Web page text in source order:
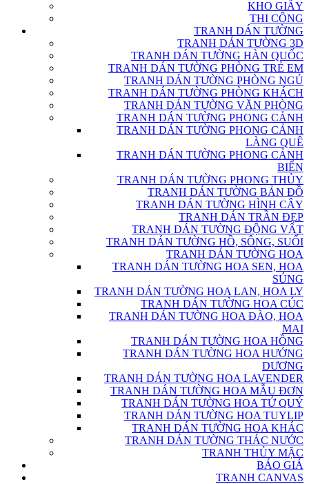
KHO GIẤY
THI CÔNG
TRANH DÁN TƯỜNG
TRANH DÁN TƯỜNG 3D
TRANH DÁN TƯỜNG HÀN QUỐC
TRANH DÁN TƯỜNG PHÒNG TRẺ EM
TRANH DÁN TƯỜNG PHÒNG NGỦ
TRANH DÁN TƯỜNG PHÒNG KHÁCH
TRANH DÁN TƯỜNG VĂN PHÒNG
TRANH DÁN TƯỜNG PHONG CẢNH
TRANH DÁN TƯỜNG PHONG CẢNH
LÀNG QUÊ
TRANH DÁN TƯỜNG PHONG CẢNH
BIỂN
TRANH DÁN TƯỜNG PHONG THỦY
TRANH DÁN TƯỜNG BẢN ĐỒ
TRANH DÁN TƯỜNG HÌNH CÂY
TRANH DÁN TRẦN ĐẸP
TRANH DÁN TƯỜNG ĐỘNG VẬT
TRANH DÁN TƯỜNG HỒ, SÔNG, SUỐI
TRANH DÁN TƯỜNG HOA
TRANH DÁN TƯỜNG HOA SEN, HOA
SÚNG
TRANH DÁN TƯỜNG HOA LAN, HOA LY
TRANH DÁN TƯỜNG HOA CÚC
TRANH DÁN TƯỜNG HOA ĐÀO, HOA
MAI
TRANH DÁN TƯỜNG HOA HỒNG
TRANH DÁN TƯỜNG HOA HƯỚNG
DƯƠNG
TRANH DÁN TƯỜNG HOA LAVENDER
TRANH DÁN TƯỜNG HOA MẪU ĐƠN
TRANH DÁN TƯỜNG HOA TỨ QUÝ
TRANH DÁN TƯỜNG HOA TUYLIP
TRANH DÁN TƯỜNG HOA KHÁC
TRANH DÁN TƯỜNG THÁC NƯỚC
TRANH THỦY MẶC
BÁO GIÁ
TRANH CANVAS